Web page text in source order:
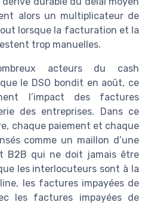
alors un multiplicateur de
lorsque la facturation et la
trop manuelles.
acteurs du cash
le DSO bondit en août, ce
l’impact des factures
des entreprises. Dans ce
chaque paiement et chaque
comme un maillon d’une
B2B qui ne doit jamais être
les interlocuteurs sont à la
les factures impayées de
les factures impayées de